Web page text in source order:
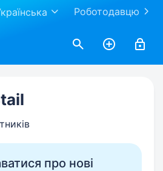
Роботодавцю
про нові